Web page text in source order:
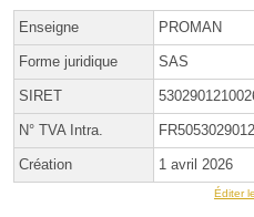
Enseigne PROMAN
Forme juridique SAS
SIRET
N° TVA Intra.
Création 1 avril 2026
Éditer